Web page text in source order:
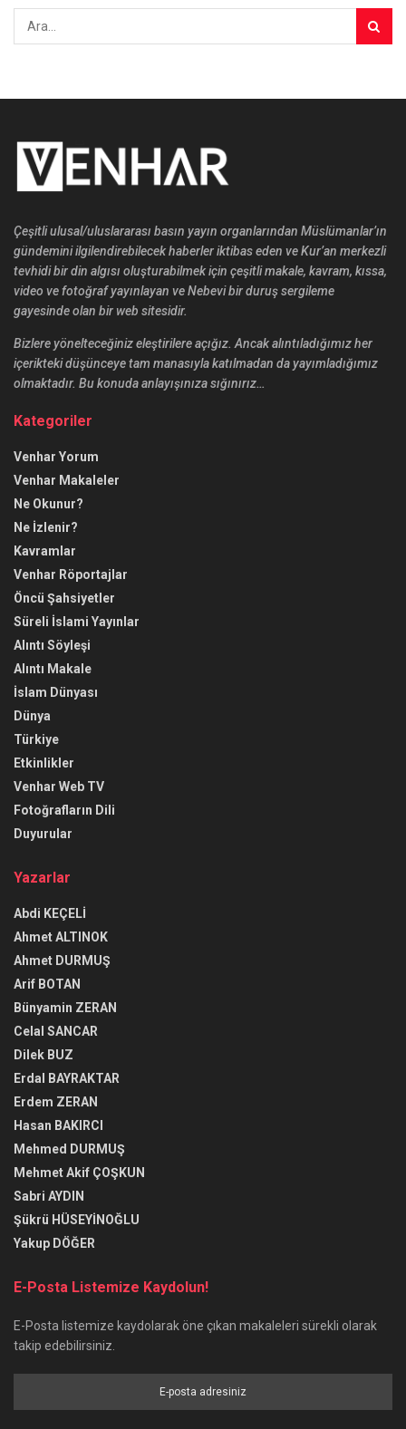
Çeşitli ulusal/uluslararası basın yayın organlarından Müslümanlar’ın
gündemini ilgilendirebilecek haberler iktibas eden ve Kur’an merkezli
tevhidi bir din algısı oluşturabilmek için çeşitli makale, kavram, kıssa,
video ve fotoğraf yayınlayan ve Nebevi bir duruş sergileme
gayesinde olan bir web sitesidir.
Bizlere yönelteceğiniz eleştirilere açığız. Ancak alıntıladığımız her
içerikteki düşünceye tam manasıyla katılmadan da yayımladığımız
olmaktadır. Bu konuda anlayışınıza sığınırız…
Kategoriler
Venhar Yorum
Venhar Makaleler
Ne Okunur?
Ne İzlenir?
Kavramlar
Venhar Röportajlar
Öncü Şahsiyetler
Süreli İslami Yayınlar
Alıntı Söyleşi
Alıntı Makale
İslam Dünyası
Dünya
Türkiye
Etkinlikler
Venhar Web TV
Fotoğrafların Dili
Duyurular
Yazarlar
Abdi KEÇELİ
Ahmet ALTINOK
Ahmet DURMUŞ
Arif BOTAN
Bünyamin ZERAN
Celal SANCAR
Dilek BUZ
Erdal BAYRAKTAR
Erdem ZERAN
Hasan BAKIRCI
Mehmed DURMUŞ
Mehmet Akif ÇOŞKUN
Sabri AYDIN
Şükrü HÜSEYİNOĞLU
Yakup DÖĞER
E-Posta Listemize Kaydolun!
E-Posta listemize kaydolarak öne çıkan makaleleri sürekli olarak
takip edebilirsiniz.